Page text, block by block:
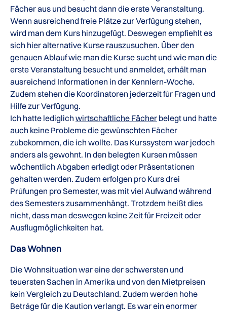
Fächer aus und besucht dann die erste Veranstaltung.
Wenn ausreichend freie Plätze zur Verfügung stehen,
wird man dem Kurs hinzugefügt. Deswegen empfiehlt es
sich hier alternative Kurse rauszusuchen. Über den
genauen Ablauf wie man die Kurse sucht und wie man die
erste Veranstaltung besucht und anmeldet, erhält man
ausreichend Informationen in der Kennlern-Woche.
Zudem stehen die Koordinatoren jederzeit für Fragen und
Hilfe zur Verfügung.
Ich hatte lediglich wirtschaftliche Fächer belegt und hatte
auch keine Probleme die gewünschten Fächer
zubekommen, die ich wollte. Das Kurssystem war jedoch
anders als gewohnt. In den belegten Kursen müssen
wöchentlich Abgaben erledigt oder Präsentationen
gehalten werden. Zudem erfolgen pro Kurs drei
Prüfungen pro Semester, was mit viel Aufwand während
des Semesters zusammenhängt. Trotzdem heißt dies
nicht, dass man deswegen keine Zeit für Freizeit oder
Ausflugmöglichkeiten hat.
Das Wohnen
Die Wohnsituation war eine der schwersten und
teuersten Sachen in Amerika und von den Mietpreisen
kein Vergleich zu Deutschland. Zudem werden hohe
Beträge für die Kaution verlangt. Es war ein enormer